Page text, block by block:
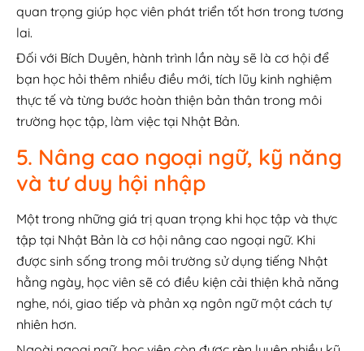
quan trọng giúp học viên phát triển tốt hơn trong tương
lai.
Đối với Bích Duyên, hành trình lần này sẽ là cơ hội để
bạn học hỏi thêm nhiều điều mới, tích lũy kinh nghiệm
thực tế và từng bước hoàn thiện bản thân trong môi
trường học tập, làm việc tại Nhật Bản.
5. Nâng cao ngoại ngữ, kỹ năng
và tư duy hội nhập
Một trong những giá trị quan trọng khi học tập và thực
tập tại Nhật Bản là cơ hội nâng cao ngoại ngữ. Khi
được sinh sống trong môi trường sử dụng tiếng Nhật
hằng ngày, học viên sẽ có điều kiện cải thiện khả năng
nghe, nói, giao tiếp và phản xạ ngôn ngữ một cách tự
nhiên hơn.